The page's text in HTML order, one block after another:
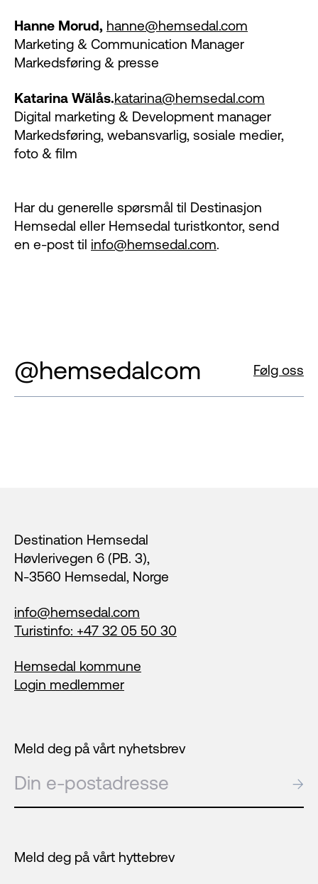
Hanne Morud, hanne@hemsedal.com
Marketing & Communication Manager
Markedsføring & presse
Katarina Wälås.katarina@hemsedal.com
Digital marketing & Development manager
Markedsføring, webansvarlig, sosiale medier,
foto & film
Har du generelle spørsmål til Destinasjon
Hemsedal eller Hemsedal turistkontor, send
en e-post til info@hemsedal.com.
@hemsedalcom Følg oss
Destination Hemsedal
Høvlerivegen 6 (PB. 3),
N-3560 Hemsedal, Norge
info@hemsedal.com
Turistinfo: +47 32 05 50 30
Hemsedal kommune
Login medlemmer
Meld deg på vårt nyhetsbrev
E-post →
Meld deg på vårt hyttebrev